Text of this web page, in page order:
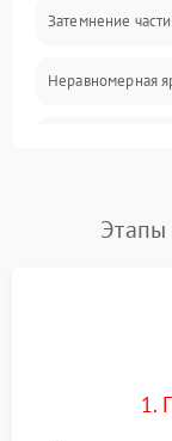
Механические
Программное
Сеть и
Затемнение
Неравномерная
Этапы
1.